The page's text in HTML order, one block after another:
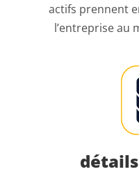
actifs prennent
l’entreprise au